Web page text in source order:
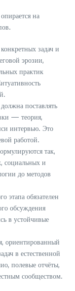
на
задач и
эрозии,
практик
поставлять
— теория,
интервью. Это
работой.
так,
социальных и
до методов
этапа обязателен
обсуждения
в устойчивые
ориентированный
в естественной
полевые отчёты,
сообществом.